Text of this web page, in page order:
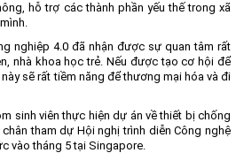
hỗ trợ các thành phần yếu thế trong xã
nghiệp 4.0 đã nhận được sự quan tâm rất
nhà khoa học trẻ. Nếu được tạo cơ hội để
sẽ rất tiềm năng để thương mại hóa và đi
sinh viên thực hiện dự án về thiết bị chống
tham dự Hội nghị trình diễn Công nghệ
vào tháng 5 tại Singapore.